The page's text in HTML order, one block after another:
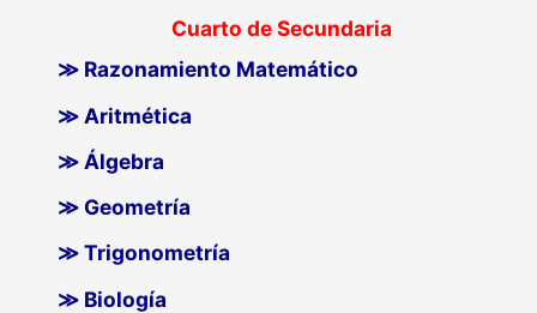
Cuarto de Secundaria
≫ Razonamiento Matemático
≫ Aritmética
≫ Álgebra
≫ Geometría
≫ Trigonometría
≫ Biología